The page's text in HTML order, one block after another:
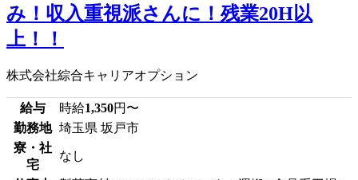
み！収入重視派さんに！残業20H以
上！！
株式会社綜合キャリアオプション
給与 時給1,350円〜
勤務地 埼玉県 坂戸市
寮・社
宅
なし